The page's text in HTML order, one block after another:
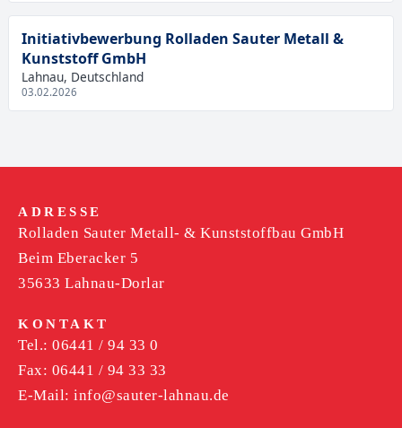
Initiativbewerbung Rolladen Sauter Metall &
Kunststoff GmbH
Lahnau, Deutschland
03.02.2026
ADRESSE
Rolladen Sauter Metall- & Kunststoffbau GmbH
Beim Eberacker 5
35633 Lahnau-Dorlar
KONTAKT
Tel.: 06441 / 94 33 0
Fax: 06441 / 94 33 33
E-Mail: info@sauter-lahnau.de